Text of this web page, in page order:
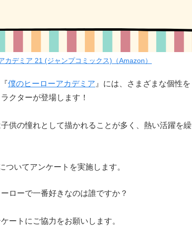
カデミア 21 (ジャンプコミックス)（Amazon）
僕のヒーローアカデミア 』には、さまざまな個性を
クターが登場します！
供の憧れとして描かれることが多く、熱い活躍を繰
ついてアンケートを実施します。
ローで一番好きなのは誰ですか？
ートにご協力をお願いします。